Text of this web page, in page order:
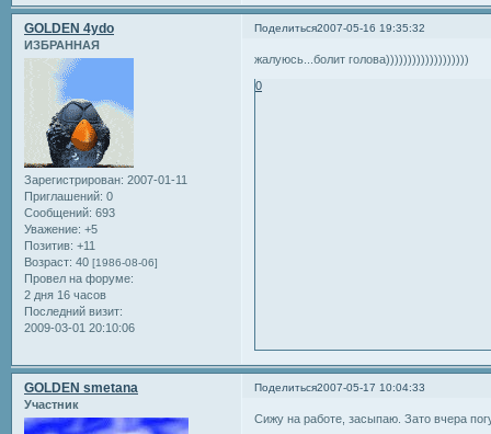
Поделиться2007-05-16 19:35:32
GOLDEN 4ydo
ИЗБРАННАЯ
Зарегистрирован: 2007-01-11
Приглашений: 0
Сообщений: 693
Уважение: +5
Позитив: +11
Возраст: 40 [1986-08-06]
Провел на форуме:
2 дня 16 часов
Последний визит:
2009-03-01 20:10:06
жалуюсь...болит голова)))))))))))))))))))
0
Поделиться2007-05-17 10:04:33
GOLDEN smetana
Участник
Сижу на работе, засыпаю. Зато вчера